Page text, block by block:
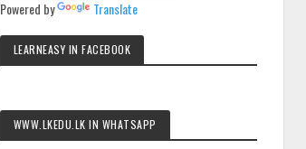
Powered by Translate
LEARNEASY IN FACEBOOK
WWW.LKEDU.LK IN WHATSAPP